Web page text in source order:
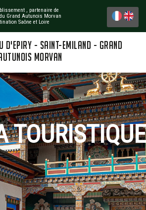
, partenaire de
Grand Autunois Morvan
Saône et Loire
D'EPIRY - SAINT-EMILAND - GRAND
MORVAN
TOURISTIQUE